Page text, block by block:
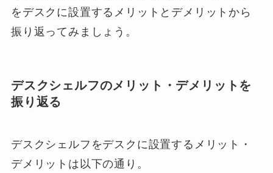
をデスクに設置するメリットとデメリットから
振り返ってみましょう。
デスクシェルフのメリット・デメリットを
振り返る
デスクシェルフをデスクに設置するメリット・
デメリットは以下の通り。